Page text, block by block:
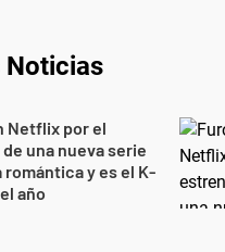
Noticias
Netflix por el
una nueva serie
romántica y es el K-
año